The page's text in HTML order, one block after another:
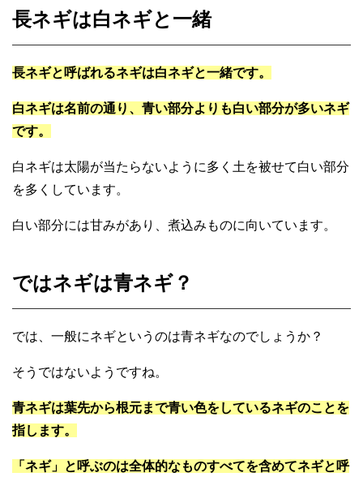
長ネギは白ネギと一緒
長ネギと呼ばれるネギは白ネギと一緒です。
白ネギは名前の通り、青い部分よりも白い部分が多いネギ
です。
白ネギは太陽が当たらないように多く土を被せて白い部分
を多くしています。
白い部分には甘みがあり、煮込みものに向いています。
ではネギは青ネギ？
では、一般にネギというのは青ネギなのでしょうか？
そうではないようですね。
青ネギは葉先から根元まで青い色をしているネギのことを
指します。
「ネギ」と呼ぶのは全体的なものすべてを含めてネギと呼